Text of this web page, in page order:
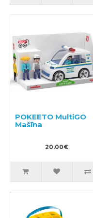
POKEETO MultiGO
Mašīna
20.00€